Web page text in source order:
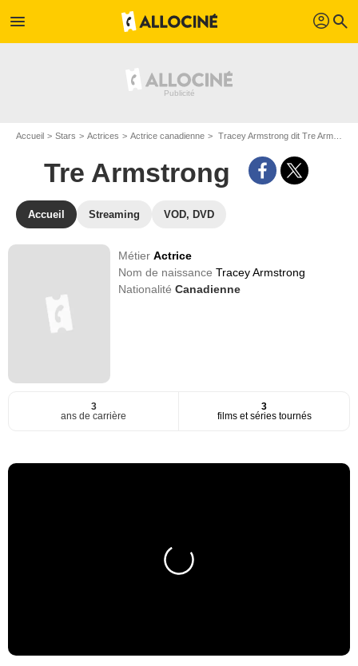
menu profil search
Accueil Stars Actrices Actrice canadienne Tracey Armstrong dit Tre Armstrong
Tre Armstrong
Accueil Streaming VOD, DVD
MétierActrice
Nom de naissanceTracey Armstrong
NationalitéCanadienne
3
ans de carrière
3
films et séries tournés